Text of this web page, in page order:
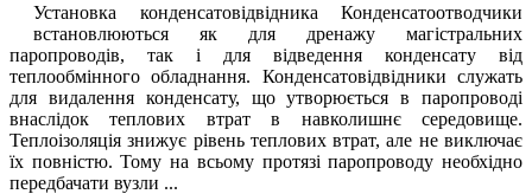
Установка конденсатовідвідника Конденсатоотводчики
встановлюються як для дренажу магістральних
паропроводів, так і для відведення конденсату від
теплообмінного обладнання. Конденсатовідвідники служать
для видалення конденсату, що утворюється в паропроводі
внаслідок теплових втрат в навколишнє середовище.
Теплоізоляція знижує рівень теплових втрат, але не виключає
їх повністю. Тому на всьому протязі паропроводу необхідно
передбачати вузли ...